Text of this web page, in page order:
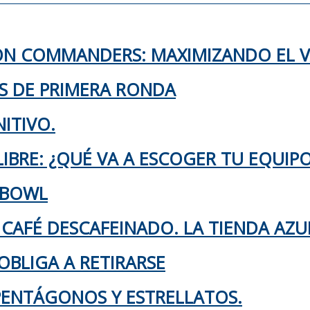
COMMANDERS: MAXIMIZANDO EL
DE PRIMERA RONDA
¿QUÉ VA A ESCOGER TU
DESCAFEINADO. LA TIENDA
A RETIRARSE
Y ESTRELLATOS.